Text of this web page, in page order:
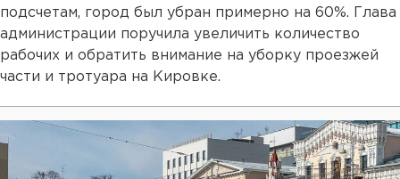
подсчетам, город был убран примерно на 60%. Глава
администрации поручила увеличить количество
рабочих и обратить внимание на уборку проезжей
части и тротуара на Кировке.